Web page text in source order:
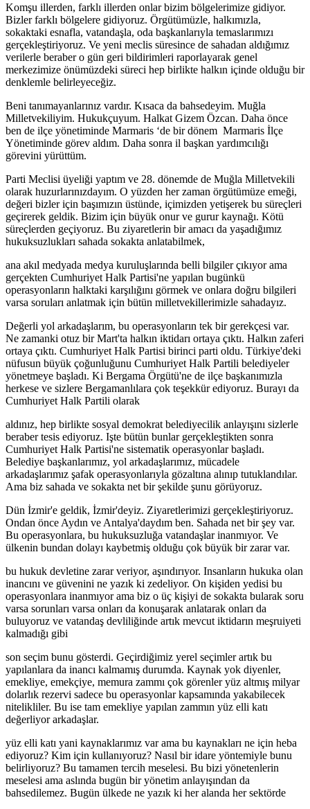
Komşu illerden, farklı illerden onlar bizim bölgelerimize gidiyor.
Bizler farklı bölgelere gidiyoruz. Örgütümüzle, halkımızla,
sokaktaki esnafla, vatandaşla, oda başkanlarıyla temaslarımızı
gerçekleştiriyoruz. Ve yeni meclis süresince de sahadan aldığımız
verilerle beraber o gün geri bildirimleri raporlayarak genel
merkezimize önümüzdeki süreci hep birlikte halkın içinde olduğu bir
denklemle belirleyeceğiz.
Beni tanımayanlarınız vardır. Kısaca da bahsedeyim. Muğla
Milletvekiliyim. Hukukçuyum. Halkat Gizem Özcan. Daha önce
ben de ilçe yönetiminde Marmaris ‘de bir dönem Marmaris İlçe
Yönetiminde görev aldım. Daha sonra il başkan yardımcılığı
görevini yürüttüm.
Parti Meclisi üyeliği yaptım ve 28. dönemde de Muğla Milletvekili
olarak huzurlarınızdayım. O yüzden her zaman örgütümüze emeği,
değeri bizler için başımızın üstünde, içimizden yetişerek bu süreçleri
geçirerek geldik. Bizim için büyük onur ve gurur kaynağı. Kötü
süreçlerden geçiyoruz. Bu ziyaretlerin bir amacı da yaşadığımız
hukuksuzlukları sahada sokakta anlatabilmek,
ana akıl medyada medya kuruluşlarında belli bilgiler çıkıyor ama
gerçekten Cumhuriyet Halk Partisi'ne yapılan bugünkü
operasyonların halktaki karşılığını görmek ve onlara doğru bilgileri
varsa soruları anlatmak için bütün milletvekillerimizle sahadayız.
Değerli yol arkadaşlarım, bu operasyonların tek bir gerekçesi var.
Ne zamanki otuz bir Mart'ta halkın iktidarı ortaya çıktı. Halkın zaferi
ortaya çıktı. Cumhuriyet Halk Partisi birinci parti oldu. Türkiye'deki
nüfusun büyük çoğunluğunu Cumhuriyet Halk Partili belediyeler
yönetmeye başladı. Ki Bergama Örgütü'ne de ilçe başkanımızla
herkese ve sizlere Bergamanlılara çok teşekkür ediyoruz. Burayı da
Cumhuriyet Halk Partili olarak
aldınız, hep birlikte sosyal demokrat belediyecilik anlayışını sizlerle
beraber tesis ediyoruz. Işte bütün bunlar gerçekleştikten sonra
Cumhuriyet Halk Partisi'ne sistematik operasyonlar başladı.
Belediye başkanlarımız, yol arkadaşlarımız, mücadele
arkadaşlarımız şafak operasyonlarıyla gözaltına alınıp tutuklandılar.
Ama biz sahada ve sokakta net bir şekilde şunu görüyoruz.
Dün İzmir'e geldik, İzmir'deyiz. Ziyaretlerimizi gerçekleştiriyoruz.
Ondan önce Aydın ve Antalya'daydım ben. Sahada net bir şey var.
Bu operasyonlara, bu hukuksuzluğa vatandaşlar inanmıyor. Ve
ülkenin bundan dolayı kaybetmiş olduğu çok büyük bir zarar var.
bu hukuk devletine zarar veriyor, aşındırıyor. Insanların hukuka olan
inancını ve güvenini ne yazık ki zedeliyor. On kişiden yedisi bu
operasyonlara inanmıyor ama biz o üç kişiyi de sokakta bularak soru
varsa sorunları varsa onları da konuşarak anlatarak onları da
buluyoruz ve vatandaş devliliğinde artık mevcut iktidarın meşruiyeti
kalmadığı gibi
son seçim bunu gösterdi. Geçirdiğimiz yerel seçimler artık bu
yapılanlara da inancı kalmamış durumda. Kaynak yok diyenler,
emekliye, emekçiye, memura zammı çok görenler yüz altmış milyar
dolarlık rezervi sadece bu operasyonlar kapsamında yakabilecek
nitelikliler. Bu ise tam emekliye yapılan zammın yüz elli katı
değerliyor arkadaşlar.
yüz elli katı yani kaynaklarımız var ama bu kaynakları ne için heba
ediyoruz? Kim için kullanıyoruz? Nasıl bir idare yöntemiyle bunu
belirliyoruz? Bu tamamen tercih meselesi. Bu bizi yönetenlerin
meselesi ama aslında bugün bir yönetim anlayışından da
bahsedilemez. Bugün ülkede ne yazık ki her alanda her sektörde